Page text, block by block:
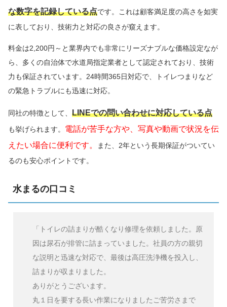
な数字を記録している点です。これは顧客満足度の高さを如実
に表しており、技術力と対応の良さが窺えます。
料金は2,200円～と業界内でも非常にリーズナブルな価格設定なが
ら、多くの自治体で水道局指定業者として認定されており、技術
力も保証されています。24時間365日対応で、トイレつまりなど
の緊急トラブルにも迅速に対応。
同社の特徴として、 LINEでの問い合わせに対応している点
も挙げられます。 電話が苦手な方や、写真や動画で状況を伝
えたい場合に便利です。
また、2年という長期保証がついてい
るのも安心ポイントです。
水まるの口コミ
「トイレの詰まりが酷くなり修理を依頼しました。原
因は尿石が排管に詰まっていました。社員の方の親切
な説明と迅速な対応で、最後は高圧洗浄機を投入し、
詰まりが収まりました。
ありがとうございます。
丸１日を要する長い作業になりましたご苦労さまで